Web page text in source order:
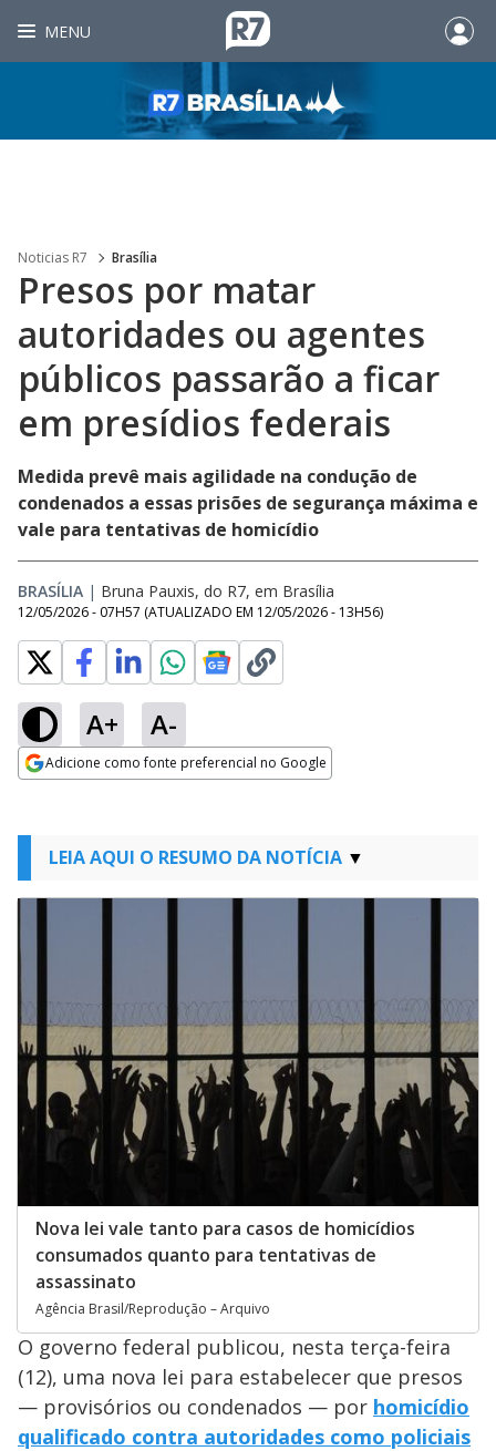
MENU
Noticias R7 Brasília
Presos por matar
autoridades ou agentes
públicos passarão a ficar
em presídios federais
Medida prevê mais agilidade na condução de
condenados a essas prisões de segurança máxima e
vale para tentativas de homicídio
BRASÍLIA | Bruna Pauxis, do R7, em Brasília
12/05/2026 - 07H57 (ATUALIZADO EM 12/05/2026 - 13H56)
A+ A-
Adicione como fonte preferencial no Google
LEIA AQUI O RESUMO DA NOTÍCIA
Nova lei vale tanto para casos de homicídios
consumados quanto para tentativas de
assassinato
Agência Brasil/Reprodução – Arquivo
O governo federal publicou, nesta terça-feira
(12), uma nova lei para estabelecer que presos
— provisórios ou condenados — por homicídio
qualificado contra autoridades como policiais